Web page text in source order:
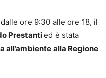
ore 9:30 alle ore 18, il
Prestantied è stata
all’ambiente alla Regione